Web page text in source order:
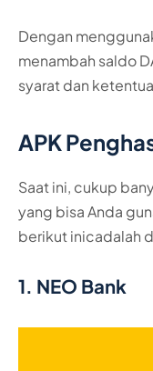
Dengan
menambah saldo
syarat dan
APK
Saat ini, cukup
yang bisa Anda
berikut inicadalah
1. NEO Bank